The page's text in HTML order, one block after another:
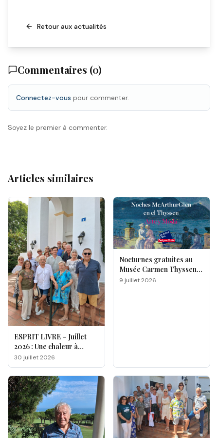
Retour aux actualités
Commentaires (0)
Connectez-vous pour commenter.
Soyez le premier à commenter.
Articles similaires
ESPRIT LIVRE – Juillet
2026 : Une chaleur à
double facette
30 juillet 2026
Nocturnes gratuites au
Musée Carmen Thyssen
de Málaga
9 juillet 2026